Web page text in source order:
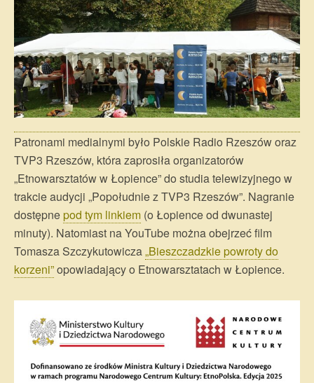
Patronami medialnymi było Polskie Radio Rzeszów oraz
TVP3 Rzeszów, która zaprosiła organizatorów
„Etnowarsztatów w Łopience” do studia telewizyjnego w
trakcie audycji „Popołudnie z TVP3 Rzeszów”. Nagranie
dostępnepod tym linkiem (o Łopience od dwunastej
minuty). Natomiast na YouTube można obejrzeć film
Tomasza Szczykutowicza„Bieszczadzkie powroty do
korzeni”opowiadający o Etnowarsztatach w Łopience.